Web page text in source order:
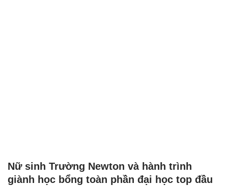
Nữ sinh Trường Newton và hành trình
giành học bổng toàn phần đại học top đầu